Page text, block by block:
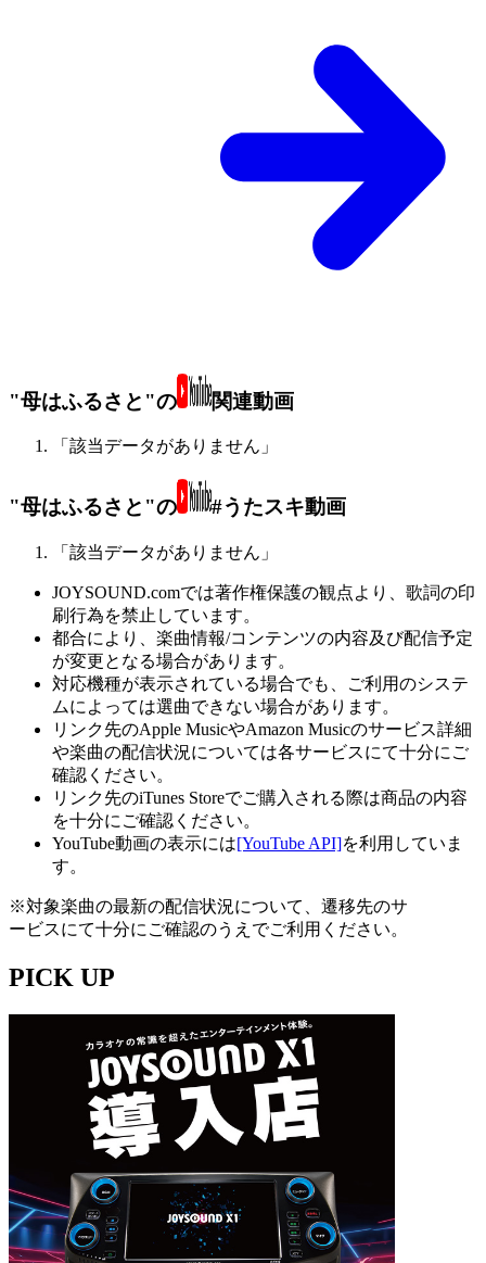
"母はふるさと"の 関連動画
「該当データがありません」
"母はふるさと"の #うたスキ動画
「該当データがありません」
JOYSOUND.comでは著作権保護の観点より、歌詞の印
刷行為を禁止しています。
都合により、楽曲情報/コンテンツの内容及び配信予定
が変更となる場合があります。
対応機種が表示されている場合でも、ご利用のシステ
ムによっては選曲できない場合があります。
リンク先のApple MusicやAmazon Musicのサービス詳細
や楽曲の配信状況については各サービスにて十分にご
確認ください。
リンク先のiTunes Storeでご購入される際は商品の内容
を十分にご確認ください。
YouTube動画の表示には[YouTube API]を利用していま
す。
※対象楽曲の最新の配信状況について、遷移先のサ
ービスにて十分にご確認のうえでご利用ください。
PICK UP